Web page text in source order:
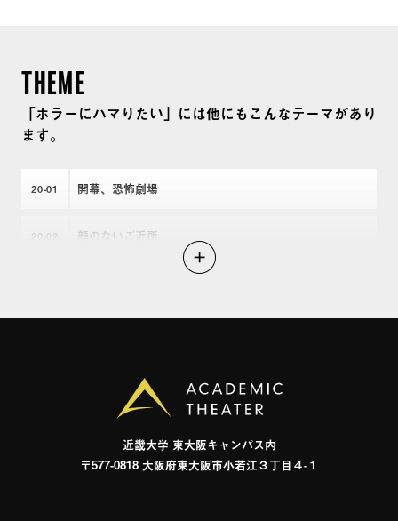
時間 : 現象学的精神病理学 冷血 異常心理の発見
ヘルファイア・クラブ パラサイト・イヴ 吐きた
いほど愛してる。 分裂病と他者 言葉・狂気・エ
版 フーコー・コレクション. 1 : 狂気・理性 汚穢と
チュール 羊たちの沈黙 ハンニバル・ライジン
グ 新編分裂病の現象学 ハンニバル 良心をもた
薇 蘆屋家の崩壊 ろくでなし 鬼子 再生ボタ
ン 無間地獄 死小説 わたしはサムじゃない 襲
撃者の夜 NOS4A2(ノスフェラトゥ) 裸のランチ 胡
桃の中の世界 作者不詳 : ミステリ作家の読む本 蛇
THEME
「ホラーにハマりたい」には他にもこんなテーマがあり
ます。
20 01 開幕、恐怖劇場
20 02 顔のないご近所
node（ノード）
近畿⼤学 東⼤阪キャンパス内
〒577-0818 ⼤阪府東⼤阪市⼩若江３丁⽬４-１